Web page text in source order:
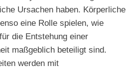
Ursachen haben. Körperliche
eine Rolle spielen, wie
die Entstehung einer
maßgeblich beteiligt sind.
werden mit